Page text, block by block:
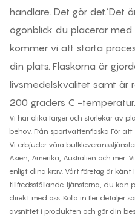
handlare. Det gör det.’Det
ögonblick du placerar med
kommer vi att starta
din plats. Flaskorna är
livsmedelskvalitet samt är
200 graders C -temperatur.
Vi har olika färger och storlekar av
behov. Från sportvattenflaska För
Vi erbjuder våra
Asien, Amerika, Australien och mer.
enligt dina krav. Vårt företag är känt
tillfredsställande tjänsterna, du kan
direkt med oss. Kolla in fler detaljer
avsnittet i produkten och gör din